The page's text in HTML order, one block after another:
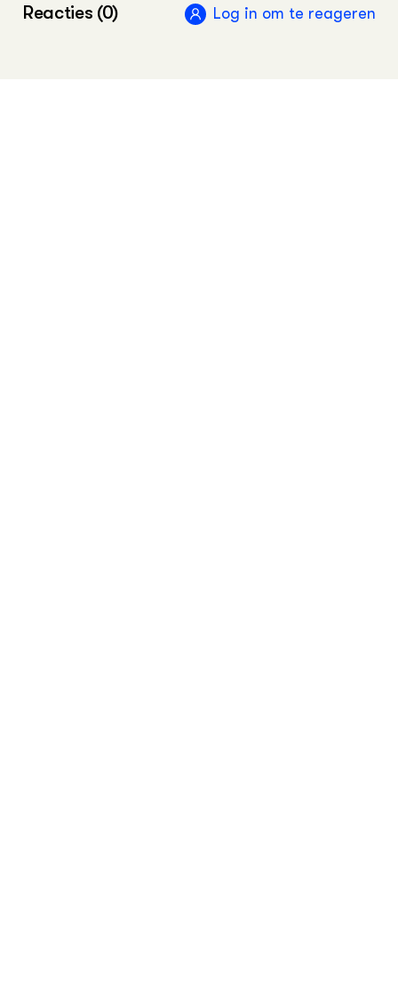
Reacties (0) Log in om te reageren